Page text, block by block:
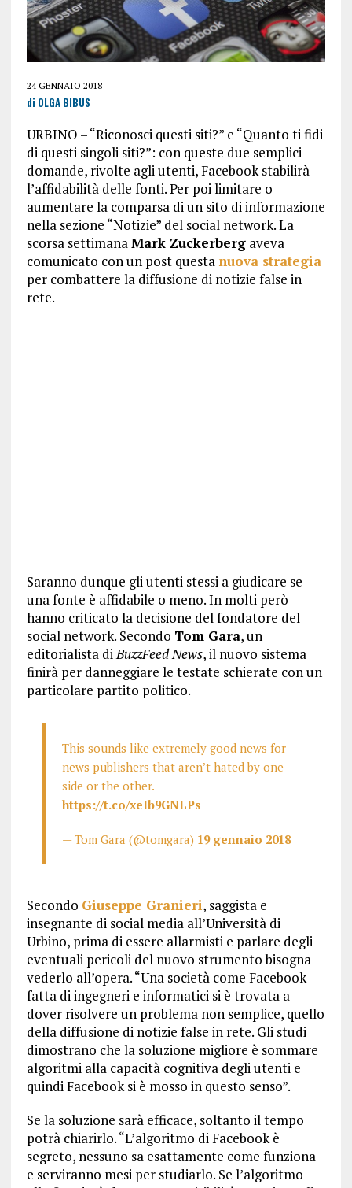
24 GENNAIO 2018
di OLGA BIBUS
URBINO – “Riconosci questi siti?” e “Quanto ti fidi
di questi singoli siti?”: con queste due semplici
domande, rivolte agli utenti, Facebook stabilirà
l’affidabilità delle fonti. Per poi limitare o
aumentare la comparsa di un sito di informazione
nella sezione “Notizie” del social network. La
scorsa settimanaMark Zuckerbergaveva
comunicato con un post questa nuova strategia
per combattere la diffusione di notizie false in
rete.
Saranno dunque gli utenti stessi a giudicare se
una fonte è affidabile o meno. In molti però
hanno criticato la decisione del fondatore del
social network. Secondo Tom Gara, un
editorialista diBuzzFeed News, il nuovo sistema
finirà per danneggiare le testate schierate con un
particolare partito politico.
This sounds like extremely good news for
news publishers that aren’t hated by one
side or the other.
https://t.co/xeIb9GNLPs
— Tom Gara (@tomgara) 19 gennaio 2018
Secondo Giuseppe Granieri, saggista e
insegnante di social media all’Università di
Urbino, prima di essere allarmisti e parlare degli
eventuali pericoli del nuovo strumento bisogna
vederlo all’opera. “Una società come Facebook
fatta di ingegneri e informatici si è trovata a
dover risolvere un problema non semplice, quello
della diffusione di notizie false in rete. Gli studi
dimostrano che la soluzione migliore è sommare
algoritmi alla capacità cognitiva degli utenti e
quindi Facebook si è mosso in questo senso”.
Se la soluzione sarà efficace, soltanto il tempo
potrà chiarirlo. “L’algoritmo di Facebook è
segreto, nessuno sa esattamente come funziona
e serviranno mesi per studiarlo. Se l’algoritmo